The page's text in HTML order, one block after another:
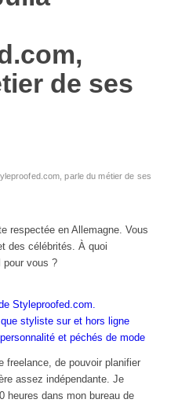
de ses
parle du métier de ses
respectée en Allemagne. Vous
des célébrités. À quoi
pour vous ?
Styleproofed.com.
styliste sur et hors ligne
et péchés de mode
freelance, de pouvoir planifier
assez indépendante. Je
heures dans mon bureau de